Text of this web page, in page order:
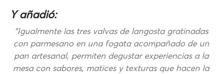
Y añadió:
“Igualmente las tres valvas de langosta gratinadas
con parmesano en una fogata acompañado de un
pan artesanal, permiten degustar experiencias a la
mesa con sabores, matices y texturas que hacen la